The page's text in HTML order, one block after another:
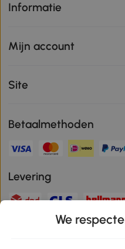
Informatie
Mijn account
Site
Betaalmethoden
Levering
Veilige betaling
We